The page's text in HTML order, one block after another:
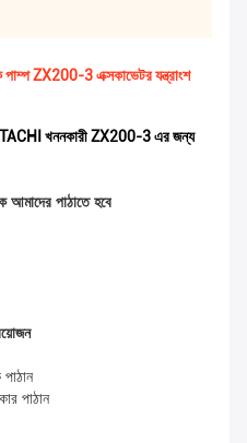
ZX200-3 এক্সকাভেটর যন্ত্রাংশ
খননকারী ZX200-3 এর জন্য
আমাদের পাঠাতে হবে
পাঠান